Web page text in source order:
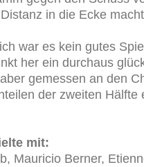
in die Ecke
war es kein gutes
her ein durchaus
gemessen an den
der zweiten Hälfte
mit:
Mauricio Berner,